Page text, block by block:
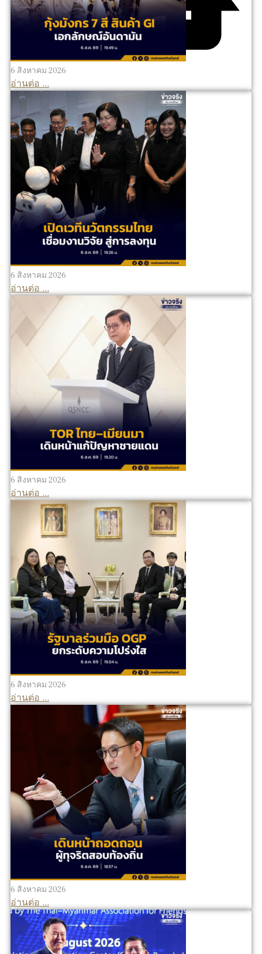
6 สิงหาคม 2026
อ่านต่อ ...
6 สิงหาคม 2026
อ่านต่อ ...
6 สิงหาคม 2026
อ่านต่อ ...
6 สิงหาคม 2026
อ่านต่อ ...
6 สิงหาคม 2026
อ่านต่อ ...